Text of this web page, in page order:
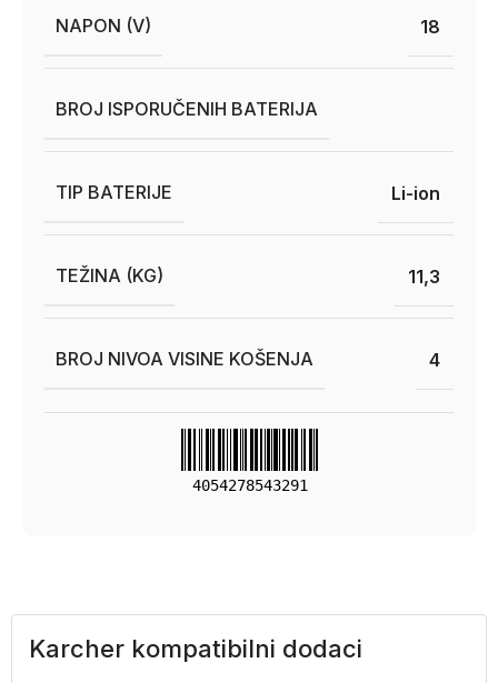
NAPON (V) 18
BROJ ISPORUČENIH BATERIJA
TIP BATERIJE Li-ion
TEŽINA (KG) 11,3
BROJ NIVOA VISINE KOŠENJA 4
4054278543291
Karcher kompatibilni dodaci